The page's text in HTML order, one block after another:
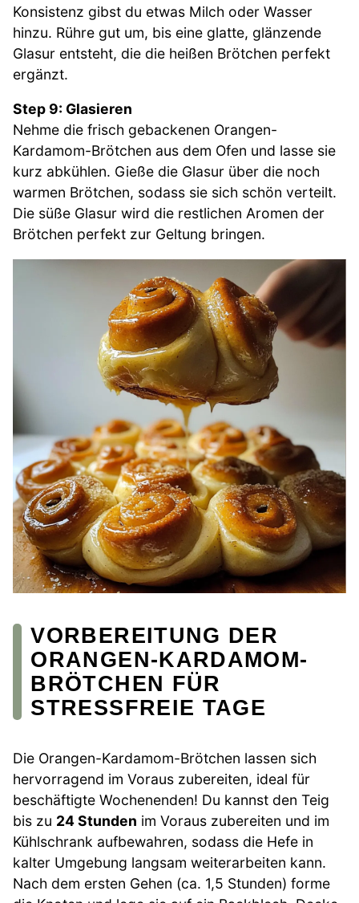
Konsistenz gibst du etwas Milch oder Wasser
hinzu. Rühre gut um, bis eine glatte, glänzende
Glasur entsteht, die die heißen Brötchen perfekt
ergänzt.
Step 9: Glasieren
Nehme die frisch gebackenen Orangen-
Kardamom-Brötchen aus dem Ofen und lasse sie
kurz abkühlen. Gieße die Glasur über die noch
warmen Brötchen, sodass sie sich schön verteilt.
Die süße Glasur wird die restlichen Aromen der
Brötchen perfekt zur Geltung bringen.
VORBEREITUNG DER
ORANGEN-KARDAMOM-
BRÖTCHEN FÜR
STRESSFREIE TAGE
Die Orangen-Kardamom-Brötchen lassen sich
hervorragend im Voraus zubereiten, ideal für
beschäftigte Wochenenden! Du kannst den Teig
bis zu 24 Stunden im Voraus zubereiten und im
Kühlschrank aufbewahren, sodass die Hefe in
kalter Umgebung langsam weiterarbeiten kann.
Nach dem ersten Gehen (ca. 1,5 Stunden) forme